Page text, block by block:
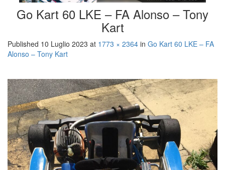
Go Kart 60 LKE – FA Alonso – Tony
Kart
Published 10 Luglio 2023 at 1773 × 2364 in Go Kart 60 LKE – FA
Alonso – Tony Kart